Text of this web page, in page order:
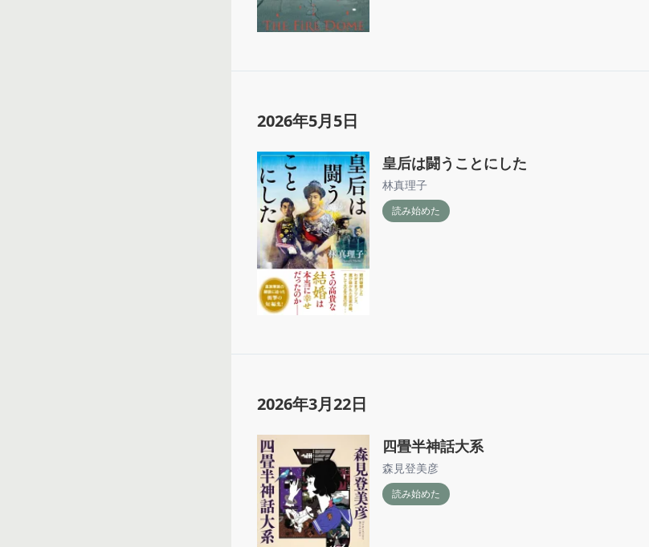
2026年5月5日
皇后は闘うことにした
林真理子
読み始めた
2026年3月22日
四畳半神話大系
森見登美彦
読み始めた